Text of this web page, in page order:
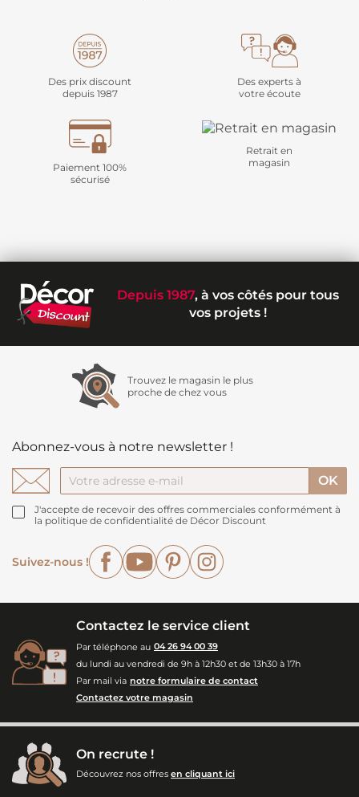
Des prix discount
depuis 1987
Des experts à
votre écoute
Paiement 100%
sécurisé
Retrait en
magasin
Depuis 1987, à vos côtés pour tous
vos projets !
Trouvez le magasin le plus
proche de chez vous
Abonnez-vous à notre newsletter !
J'accepte de recevoir des offres commerciales conformément à
la politique de confidentialité de Décor Discount
Suivez-nous !
FacebookYouTubePinterest
Contactez le service client
Par téléphone au 04 26 94 00 39
du lundi au vendredi de 9h à 12h30 et de 13h30 à 17h
Par mail via notre formulaire de contact
Contactez votre magasin
On recrute !
Découvrez nos offres en cliquant ici